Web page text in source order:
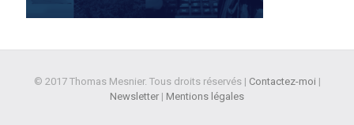
© 2017 Thomas Mesnier. Tous droits réservés | Contactez-moi |
Newsletter | Mentions légales